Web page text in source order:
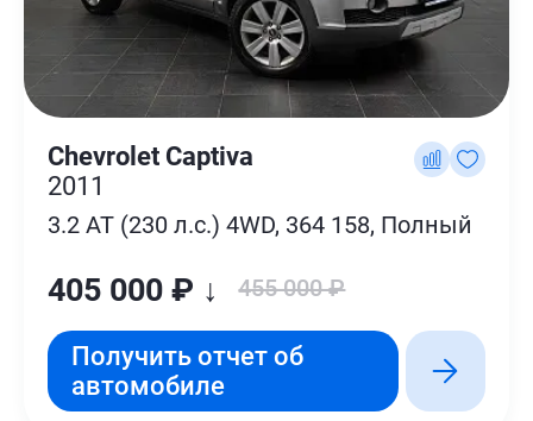
Chevrolet Captiva
2011
3.2 AT (230 л.с.) 4WD, 364 158, Полный
405 000 ₽ ↓ 455 000 ₽
Получить отчет об
автомобиле